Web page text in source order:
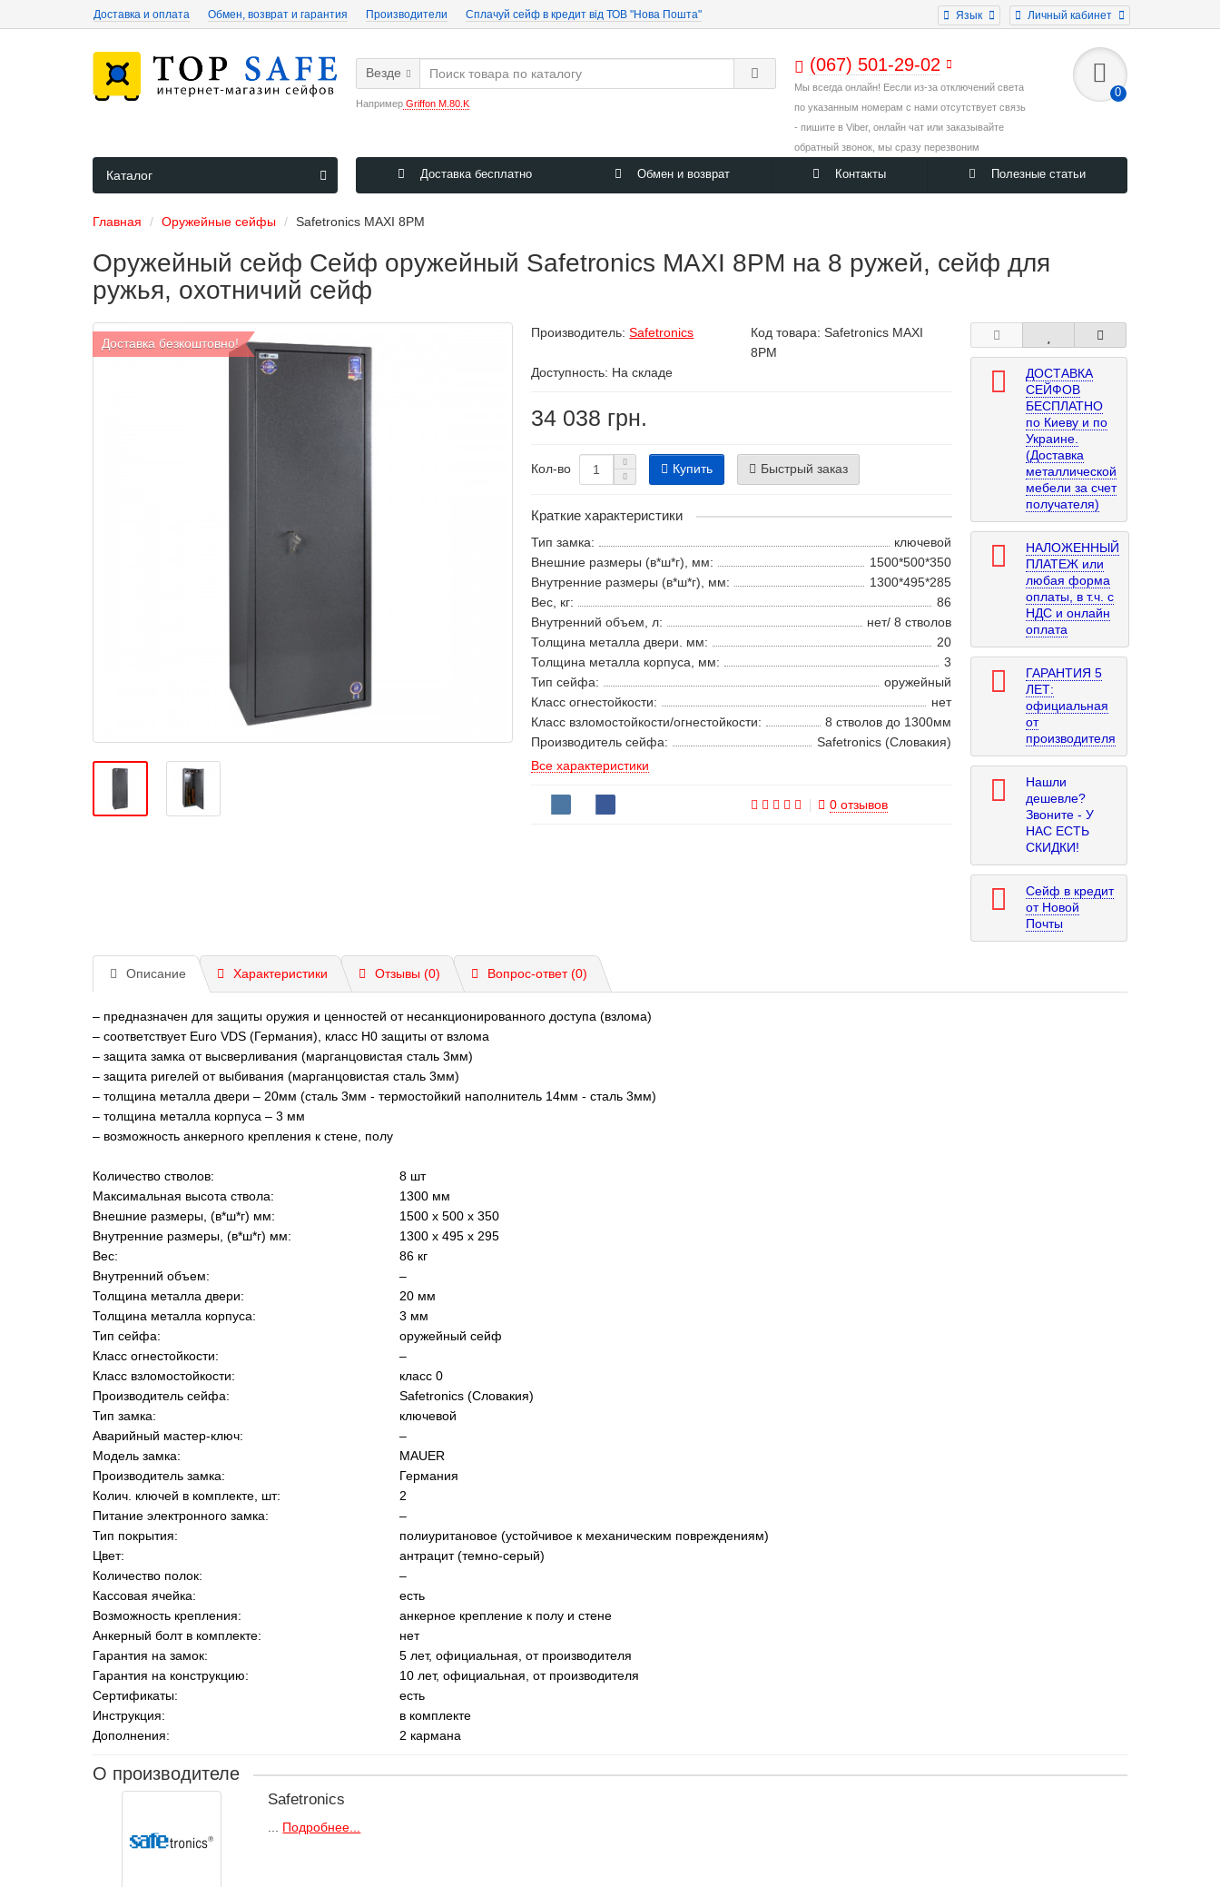
Личный кабинет
Язык
Доставка и оплата Обмен, возврат и гарантия Производители Cплачуй сейф в кредит від ТОВ "Нова Пошта"
(067) 501-29-02
Мы всегда онлайн! Еесли из-за отключений света
по указанным номерам с нами отсутствует связь
- пишите в Viber, онлайн чат или заказывайте
обратный звонок, мы сразу перезвоним
0
Везде
Например Griffon M.80.K
Доставка бесплатно Обмен и возврат Контакты Полезные статьи
Каталог
Главная Оружейные сейфы Safetronics MAXI 8PM
Оружейный сейф Сейф оружейный Safetronics MAXI 8PM на 8 ружей, сейф для
ружья, охотничий сейф
Доставка безкоштовно!
Производитель:Safetronics Код товара: Safetronics MAXI
8PM
Доступность: На складе
34 038 грн.
Кол-во Купить Быстрый заказ
Краткие характеристики
Тип замка:
ключевой
Внешние размеры (в*ш*г), мм:
1500*500*350
Внутренние размеры (в*ш*г), мм:
1300*495*285
Вес, кг:
86
Внутренний объем, л:
нет/ 8 стволов
Толщина металла двери. мм:
20
Толщина металла корпуса, мм:
3
Тип сейфа:
оружейный
Класс огнестойкости:
нет
Класс взломостойкости/огнестойкости:
8 стволов до 1300мм
Производитель сейфа:
Safetronics (Словакия)
Все характеристики
0 отзывов
ДОСТАВКА
СЕЙФОВ
БЕСПЛАТНО
по Киеву и по
Украине.
(Доставка
металлической
мебели за счет
получателя)
НАЛОЖЕННЫЙ
ПЛАТЕЖ или
любая форма
оплаты, в т.ч. с
НДС и онлайн
оплата
ГАРАНТИЯ 5
ЛЕТ:
официальная
от
производителя
Нашли
дешевле?
Звоните - У
НАС ЕСТЬ
СКИДКИ!
Сейф в кредит
от Новой
Почты
Описание Характеристики Отзывы (0) Вопрос-ответ(0)
– предназначен для защиты оружия и ценностей от несанкционированного доступа (взлома)
– соответствует Euro VDS (Германия), класс Н0 защиты от взлома
– защита замка от высверливания (марганцовистая сталь 3мм)
– защита ригелей от выбивания (марганцовистая сталь 3мм)
– толщина металла двери – 20мм (сталь 3мм - термостойкий наполнитель 14мм - сталь 3мм)
– толщина металла корпуса – 3 мм
– возможность анкерного крепления к стене, полу
Количество стволов:
8 шт
Максимальная высота ствола:
1300 мм
Внешние размеры, (в*ш*г) мм:
1500 x 500 x 350
Внутренние размеры, (в*ш*г) мм:
1300 x 495 x 295
Вес:
86 кг
Внутренний объем:
–
Толщина металла двери:
20 мм
Толщина металла корпуса:
3 мм
Тип сейфа:
оружейный сейф
Класс огнестойкости:
–
Класс взломостойкости:
класс 0
Производитель сейфа:
Safetronics (Словакия)
Тип замка:
ключевой
Аварийный мастер-ключ:
–
Модель замка:
MAUER
Производитель замка:
Германия
Колич. ключей в комплекте, шт:
2
Питание электронного замка:
–
Тип покрытия:
полиуритановое (устойчивое к механическим повреждениям)
Цвет:
антрацит (темно-серый)
Количество полок:
–
Кассовая ячейка:
есть
Возможность крепления:
анкерное крепление к полу и стене
Анкерный болт в комплекте:
нет
Гарантия на замок:
5 лет, официальная, от производителя
Гарантия на конструкцию:
10 лет, официальная, от производителя
Сертификаты:
есть
Инструкция:
в комплекте
Дополнения:
2 кармана
О производителе
Safetronics
Подробнее...